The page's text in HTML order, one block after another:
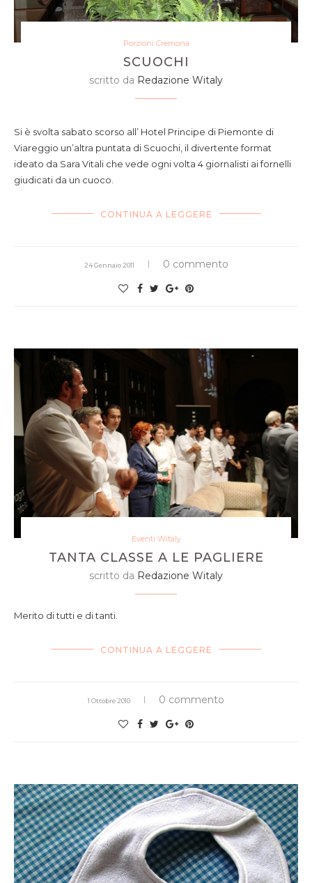
Porzioni Cremona
SCUOCHI
scritto da Redazione Witaly
Si è svolta sabato scorso all’ Hotel Principe di Piemonte di
Viareggio un’altra puntata di Scuochi, il divertente format
ideato da Sara Vitali che vede ogni volta 4 giornalisti ai fornelli
giudicati da un cuoco.
CONTINUA A LEGGERE
24 Gennaio 2011 0 commento
Eventi Witaly
TANTA CLASSE A LE PAGLIERE
scritto da Redazione Witaly
Merito di tutti e di tanti.
CONTINUA A LEGGERE
1 Ottobre 2010 0 commento